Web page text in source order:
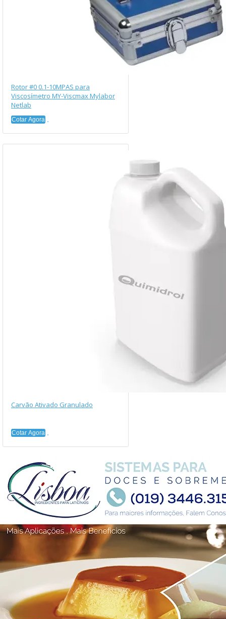
Rotor #0 0.1-10MPAS para
Viscosímetro MY-Viscmax Mylabor
Netlab
Cotar Agora
Carvão Ativado Granulado
Cotar Agora